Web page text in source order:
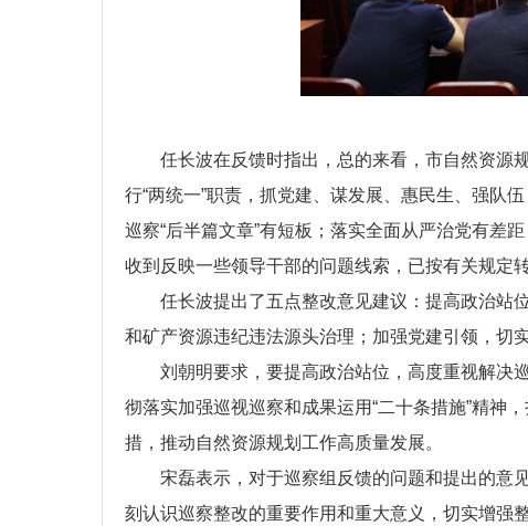
任长波在反馈时指出，总的来看，市自然资源
行“两统一”职责，抓党建、谋发展、惠民生、强队
巡察“后半篇文章”有短板；落实全面从严治党有差
收到反映一些领导干部的问题线索，已按有关规定
任长波提出了五点整改意见建议：提高政治站
和矿产资源违纪违法源头治理；加强党建引领，切
刘朝明要求，要提高政治站位，高度重视解决
彻落实加强巡视巡察和成果运用“二十条措施”精神
措，推动自然资源规划工作高质量发展。
宋磊表示，对于巡察组反馈的问题和提出的意
刻认识巡察整改的重要作用和重大意义，切实增强